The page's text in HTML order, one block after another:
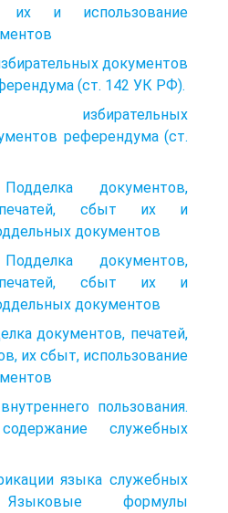
их и использование
документов
(ст. 142 УК РФ).
избирательных
референдума (ст.
документов,
сбыт их и
документов
документов,
сбыт их и
документов
документов, печатей,
их сбыт, использование
пользования.
служебных
языка служебных
Языковые формулы